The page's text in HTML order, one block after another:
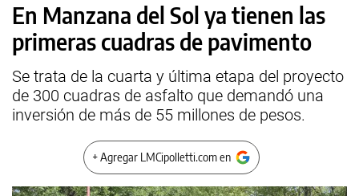
En Manzana del Sol ya tienen las
primeras cuadras de pavimento
Se trata de la cuarta y última etapa del proyecto
de 300 cuadras de asfalto que demandó una
inversión de más de 55 millones de pesos.
+ Agregar LMCipolletti.com en